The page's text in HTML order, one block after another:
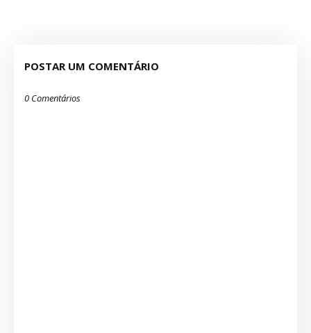
POSTAR UM COMENTÁRIO
0 Comentários